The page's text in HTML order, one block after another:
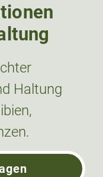
Haltung